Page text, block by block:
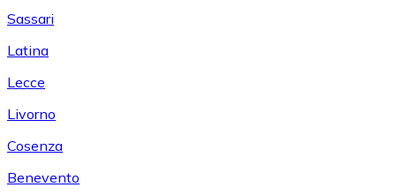
Sassari
Latina
Lecce
Livorno
Cosenza
Benevento